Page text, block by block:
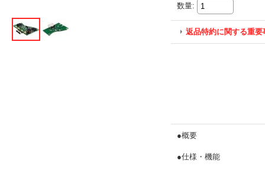
数量:
返品特約に関する重要
●概要
●仕様・機能